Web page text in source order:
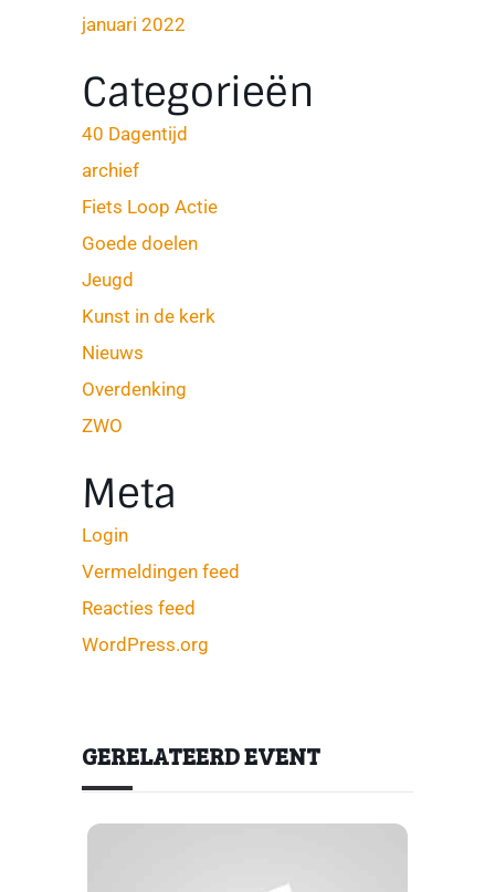
januari 2022
Categorieën
40 Dagentijd
archief
Fiets Loop Actie
Goede doelen
Jeugd
Kunst in de kerk
Nieuws
Overdenking
ZWO
Meta
Login
Vermeldingen feed
Reacties feed
WordPress.org
GERELATEERD EVENT